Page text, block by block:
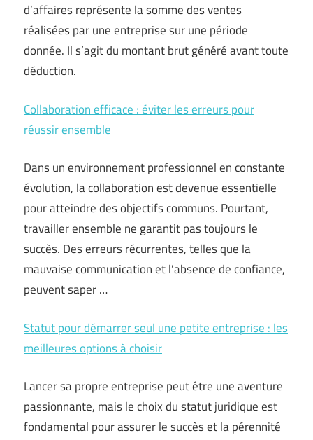
d’affaires représente la somme des ventes
réalisées par une entreprise sur une période
donnée. Il s’agit du montant brut généré avant toute
déduction.
Collaboration efficace : éviter les erreurs pour
réussir ensemble
Dans un environnement professionnel en constante
évolution, la collaboration est devenue essentielle
pour atteindre des objectifs communs. Pourtant,
travailler ensemble ne garantit pas toujours le
succès. Des erreurs récurrentes, telles que la
mauvaise communication et l’absence de confiance,
peuvent saper …
Statut pour démarrer seul une petite entreprise : les
meilleures options à choisir
Lancer sa propre entreprise peut être une aventure
passionnante, mais le choix du statut juridique est
fondamental pour assurer le succès et la pérennité